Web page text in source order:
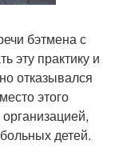
бэтмена с
эту практику и
отказывался
этого
детей.